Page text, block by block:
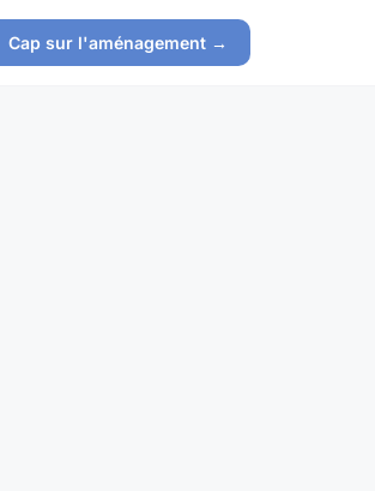
Cap sur l'aménagement →